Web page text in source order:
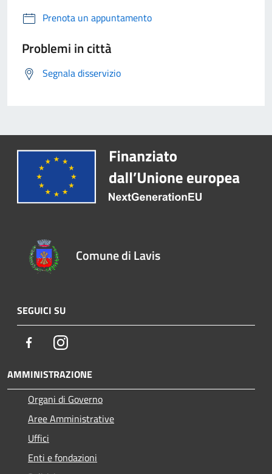
Prenota un appuntamento
Problemi in città
Segnala disservizio
Comune di Lavis
SEGUICI SU
FacebookInstagram
AMMINISTRAZIONE
Organi di Governo
Aree Amministrative
Uffici
Enti e fondazioni